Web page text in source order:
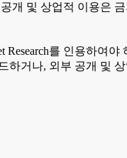
개 및 상업적 이용은
를 인용하여
거나, 외부 공개 및